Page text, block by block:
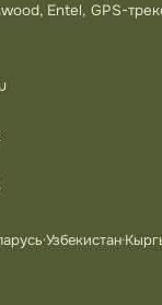
Entel, GPS-
·Узбекистан·